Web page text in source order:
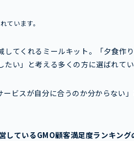
ています。
てくれるミールキット。「夕食作
い」と考える多くの方に選ばれてい
ビスが自分に合うのか分からない
ているGMO顧客満足度ランキング